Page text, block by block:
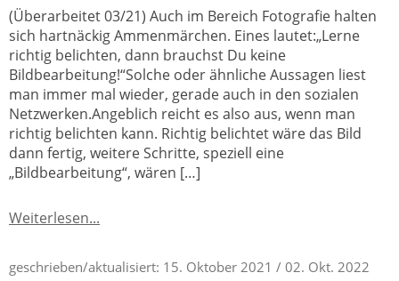
(Überarbeitet 03/21) Auch im Bereich Fotografie halten
sich hartnäckig Ammenmärchen. Eines lautet:„Lerne
richtig belichten, dann brauchst Du keine
Bildbearbeitung!“Solche oder ähnliche Aussagen liest
man immer mal wieder, gerade auch in den sozialen
Netzwerken.Angeblich reicht es also aus, wenn man
richtig belichten kann. Richtig belichtet wäre das Bild
dann fertig, weitere Schritte, speziell eine
„Bildbearbeitung“, wären […]
Weiterlesen...
geschrieben/aktualisiert: 15. Oktober 2021 / 02. Okt. 2022